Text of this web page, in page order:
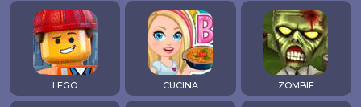
LEGO CUCINA ZOMBIE